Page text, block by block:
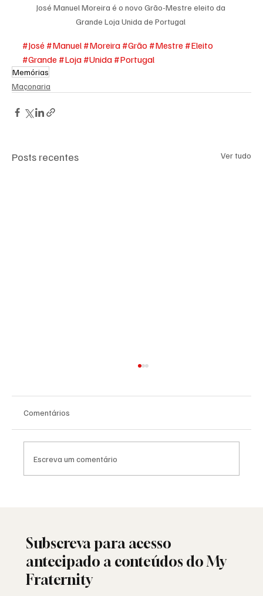
José Manuel Moreira é o novo Grão-Mestre eleito da
Grande Loja Unida de Portugal
#José #Manuel #Moreira #Grão #Mestre #Eleito
#Grande #Loja #Unida #Portugal
Memórias
Maçonaria
Posts recentes Ver tudo
Comentários
Escreva um comentário
Subscreva para acesso
antecipado a conteúdos do My
Fraternity